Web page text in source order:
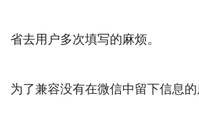
省去用户多次填写的麻烦。
为了兼容没有在微信中留下信息的